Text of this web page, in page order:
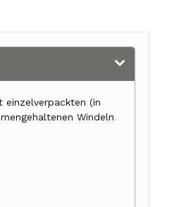
einzelverpackten (in
Windeln